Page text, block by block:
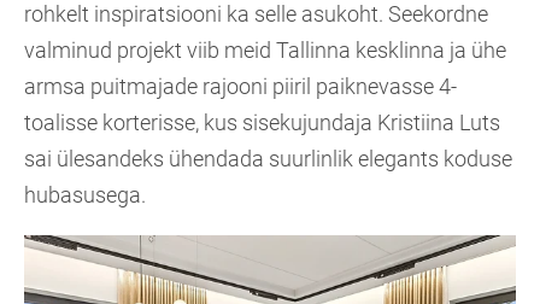
rohkelt inspiratsiooni ka selle asukoht. Seekordne
valminud projekt viib meid Tallinna kesklinna ja ühe
armsa puitmajade rajooni piiril paiknevasse 4-
toalisse korterisse, kus sisekujundaja Kristiina Luts
sai ülesandeks ühendada suurlinlik elegants koduse
hubasusega.